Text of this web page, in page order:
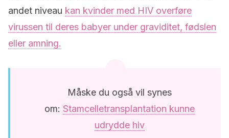
andet niveau kan kvinder med HIV overføre
virussen til deres babyer under graviditet, fødslen
eller amning.
Måske du også vil synes
om: Stamcelletransplantation kunne
udrydde hiv